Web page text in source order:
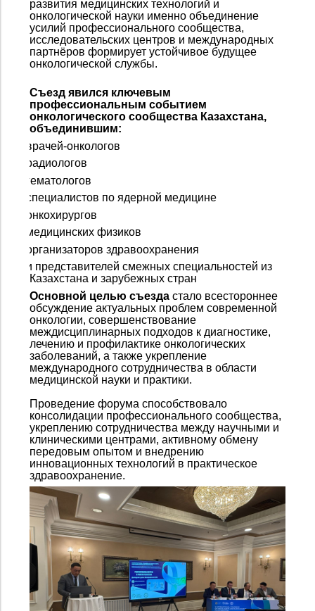
развития медицинских технологий и
онкологической науки именно объединение
усилий профессионального сообщества,
исследовательских центров и международных
партнёров формирует устойчивое будущее
онкологической службы.
Съезд явился ключевым
профессиональным событием
онкологического сообщества Казахстана,
объединившим:
врачей-онкологов
радиологов
гематологов
специалистов по ядерной медицине
онкохирургов
медицинских физиков
организаторов здравоохранения
и представителей смежных специальностей из
Казахстана и зарубежных стран
Основной целью съезда стало всестороннее
обсуждение актуальных проблем современной
онкологии, совершенствование
междисциплинарных подходов к диагностике,
лечению и профилактике онкологических
заболеваний, а также укрепление
международного сотрудничества в области
медицинской науки и практики.
Проведение форума способствовало
консолидации профессионального сообщества,
укреплению сотрудничества между научными и
клиническими центрами, активному обмену
передовым опытом и внедрению
инновационных технологий в практическое
здравоохранение.